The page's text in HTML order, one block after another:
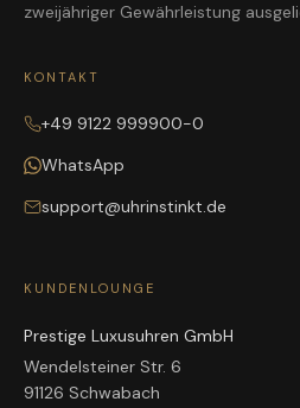
zweijähriger Gewährleistung
KONTAKT
+49 9122 999900-0
WhatsApp
support@uhrinstinkt.de
KUNDENLOUNGE
Prestige Luxusuhren GmbH
Wendelsteiner Str. 6
91126 Schwabach